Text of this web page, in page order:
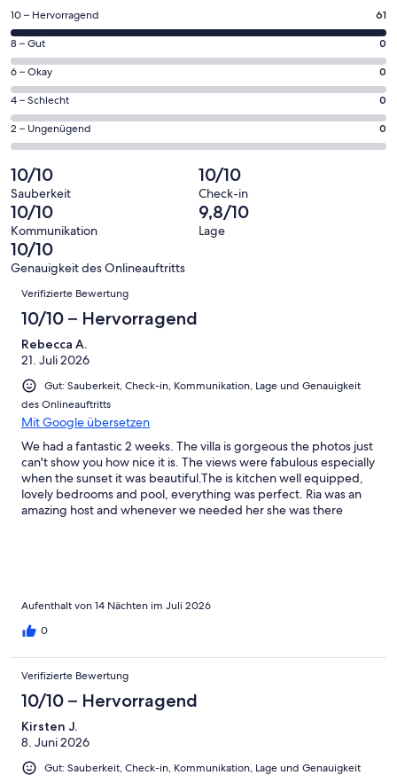
einem
neuen
Fenster
geöffnet
61
von
insgesamt
61
Gästebewertungen
haben
eine
Bewertung
von
10
-
Hervorragend
10 – Hervorragend 61
0
von
insgesamt
61
Gästebewertungen
haben
Bewertung
von
8
-
Gut
8 – Gut 0
0
von
insgesamt
61
Gästebewertungen
haben
eine
Bewertung
von
6
-
Okay
6 – Okay 0
0
von
insgesamt
Gästebewertungen
haben
eine
Bewertung
von
4
4 – Schlecht 0
0
von
insgesamt
61
Gästebewertungen
haben
eine
Bewertung
2 – Ungenügend 0
10/10
Sauberkeit
10/10
Check-in
10/10
Kommunikation
9,8/10
Lage
10/10
Genauigkeit des Onlineauftritts
Bewertungen
Verifizierte Bewertung
10/10 – Hervorragend
Rebecca A.
21. Juli 2026
Gut: Sauberkeit, Check-in, Kommunikation, Lage und Genauigkeit
des Onlineauftritts
Mit Google übersetzen
We had a fantastic 2 weeks. The villa is gorgeous the photos just
can't show you how nice it is. The views were fabulous especially
when the sunset it was beautiful.The is kitchen well equipped,
lovely bedrooms and pool, everything was perfect. Ria was an
amazing host and whenever we needed her she was there
Aufenthalt von 14 Nächten im Juli 2026
0
Verifizierte Bewertung
10/10 – Hervorragend
Kirsten J.
8. Juni 2026
Gut: Sauberkeit, Check-in, Kommunikation, Lage und Genauigkeit